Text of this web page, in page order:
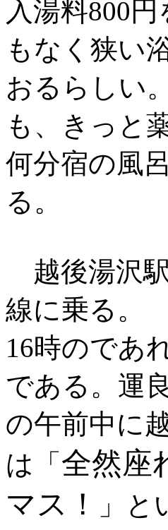
入湯料800
もなく狭い
おるらしい
も、きっと
何分宿の風
る。
越後湯沢
線に乗る。
16時のであ
である。運
の午前中に
は「 全然座
マス！
」